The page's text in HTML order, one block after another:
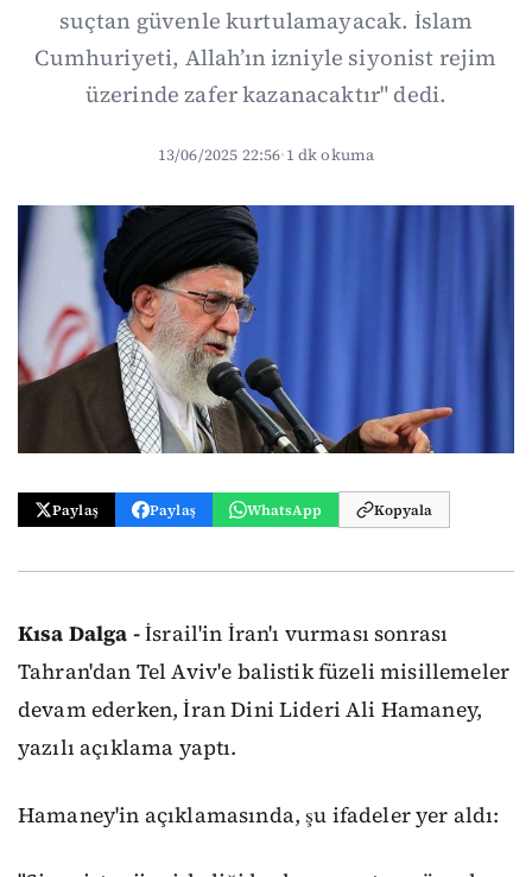
suçtan güvenle kurtulamayacak. İslam
Cumhuriyeti, Allah’ın izniyle siyonist rejim
üzerinde zafer kazanacaktır" dedi.
13/06/2025 22:56·1 dk okuma
Paylaş Paylaş WhatsApp Kopyala
Kısa Dalga -İsrail'in İran'ı vurması sonrası
Tahran'dan Tel Aviv'e balistik füzeli misillemeler
devam ederken, İran Dini Lideri Ali Hamaney,
yazılı açıklama yaptı.
Hamaney'in açıklamasında, şu ifadeler yer aldı: